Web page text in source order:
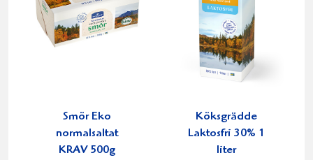
Smör Eko
normalsaltat
KRAV 500g
Köksgrädde
Laktosfri 30% 1
liter